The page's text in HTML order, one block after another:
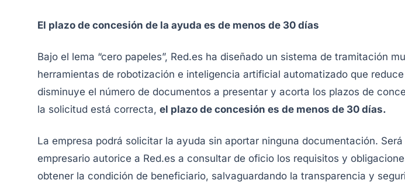
El plazo de concesión de la ayuda es de menos de 30 días
Bajo el lema “cero papeles”, Red.es ha diseñado un sistema de tramitación
herramientas de robotización e inteligencia artificial automatizado que
disminuye el número de documentos a presentar y acorta los plazos de
la solicitud está correcta, el plazo de concesión es de menos de 30 días.
La empresa podrá solicitar la ayuda sin aportar ninguna documentación.
empresario autorice a Red.es a consultar de oficio los requisitos y
obtener la condición de beneficiario, salvaguardando la transparencia y